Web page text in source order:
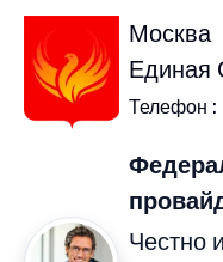
Москва
Единая
Телефон :
Честно